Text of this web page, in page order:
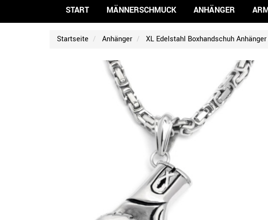
START MÄNNERSCHMUCK ANHÄNGER
Startseite Anhänger XL Edelstahl Boxhandschuh